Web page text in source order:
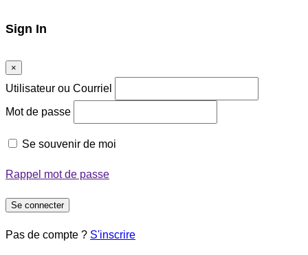
Sign In
×
Utilisateur ou Courriel
Mot de passe
Se souvenir de moi
Rappel mot de passe
Se connecter
Pas de compte ? S'inscrire